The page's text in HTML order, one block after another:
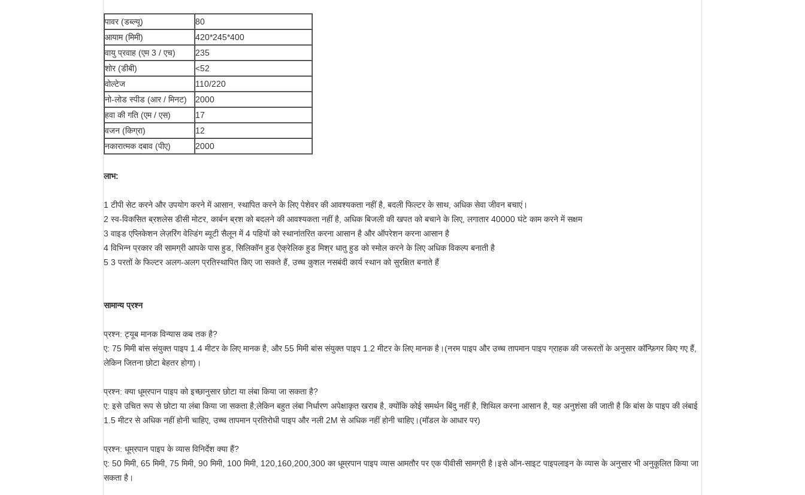
पावर (डब्ल्यू)
80
आयाम (मिमी)
420*245*400
वायु प्रवाह (एम 3 / एच)
235
शोर (डीबी)
<52
वोल्टेज
110/220
नो-लोड स्पीड (आर / मिनट)
2000
हवा की गति (एम / एस)
17
वजन (किग्रा)
12
नकारात्मक दबाव (पीए)
2000
लाभ:
1 टीपी सेट करने और उपयोग करने में आसान, स्थापित करने के लिए पेशेवर की आवश्यकता नहीं है, बदली फिल्टर के साथ, अधिक सेवा जीवन बचाएं।
2 स्व-विकसित ब्रशलेस डीसी मोटर, कार्बन ब्रश को बदलने की आवश्यकता नहीं है, अधिक बिजली की खपत को बचाने के लिए, लगातार 40000 घंटे काम करने में सक्षम
3 वाइड एप्लिकेशन लेज़रिंग वेल्डिंग ब्यूटी सैलून में 4 पहियों को स्थानांतरित करना आसान है और ऑपरेशन करना आसान है
4 विभिन्न प्रकार की सामग्री आपके पास हुड, सिलिकॉन हुड ऐक्रेलिक हुड मिश्र धातु हुड को स्मोल करने के लिए अधिक विकल्प बनाती है
5 3 परतों के फिल्टर अलग-अलग प्रतिस्थापित किए जा सकते हैं, उच्च कुशल नसबंदी कार्य स्थान को सुरक्षित बनाते हैं
सामान्य प्रश्न
प्रश्न: ट्यूब मानक विन्यास कब तक है?
ए: 75 मिमी बांस संयुक्त पाइप 1.4 मीटर के लिए मानक है, और 55 मिमी बांस संयुक्त पाइप 1.2 मीटर के लिए मानक है।(नरम पाइप और उच्च तापमान पाइप ग्राहक की जरूरतों के अनुसार कॉन्फ़िगर किए गए हैं,
लेकिन जितना छोटा बेहतर होगा)।
प्रश्न: क्या धूम्रपान पाइप को इच्छानुसार छोटा या लंबा किया जा सकता है?
ए: इसे उचित रूप से छोटा या लंबा किया जा सकता है;लेकिन बहुत लंबा निर्धारण अपेक्षाकृत खराब है, क्योंकि कोई समर्थन बिंदु नहीं है, शिथिल करना आसान है, यह अनुशंसा की जाती है कि बांस के पाइप की लंबाई
1.5 मीटर से अधिक नहीं होनी चाहिए, उच्च तापमान प्रतिरोधी पाइप और नली 2M से अधिक नहीं होनी चाहिए।(मॉडल के आधार पर)
प्रश्न: धूम्रपान पाइप के व्यास विनिर्देश क्या हैं?
ए: 50 मिमी, 65 मिमी, 75 मिमी, 90 मिमी, 100 मिमी, 120,160,200,300 का धूम्रपान पाइप व्यास आमतौर पर एक पीवीसी सामग्री है।इसे ऑन-साइट पाइपलाइन के व्यास के अनुसार भी अनुकूलित किया जा
सकता है।